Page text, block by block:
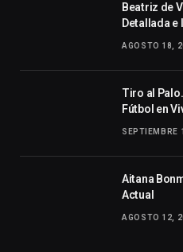
Beatriz de
Detallada e
AGOSTO 18,
Tiro al
Fútbol en
SEPTIEMBRE
Aitana
Actual
AGOSTO 12,